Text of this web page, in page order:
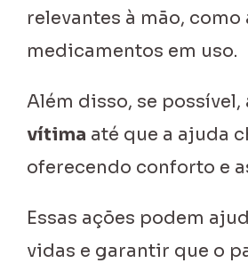
relevantes à mão, como
medicamentos em uso.
Além disso, se possível,
vítima até que a ajuda
oferecendo conforto e
Essas ações podem
vidas e garantir que o